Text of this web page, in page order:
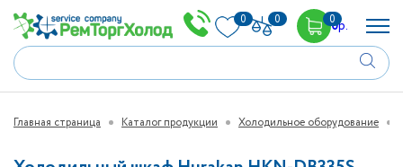
0 0 00р.
Главная страница Каталог продукции Холодильное оборудование